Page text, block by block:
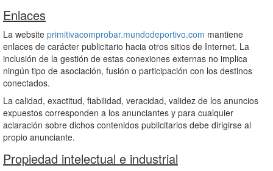
Enlaces
La website primitivacomprobar.mundodeportivo.com mantiene
enlaces de carácter publicitario hacia otros sitios de Internet. La
inclusión de la gestión de estas conexiones externas no implica
ningún tipo de asociación, fusión o participación con los destinos
conectados.
La calidad, exactitud, fiabilidad, veracidad, validez de los anuncios
expuestos corresponden a los anunciantes y para cualquier
aclaración sobre dichos contenidos publicitarios debe dirigirse al
propio anunciante.
Propiedad intelectual e industrial